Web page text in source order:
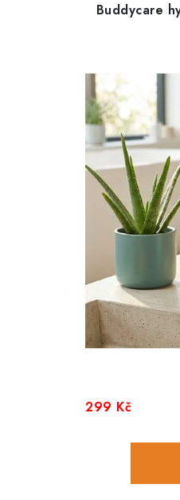
Buddycare
299 Kč